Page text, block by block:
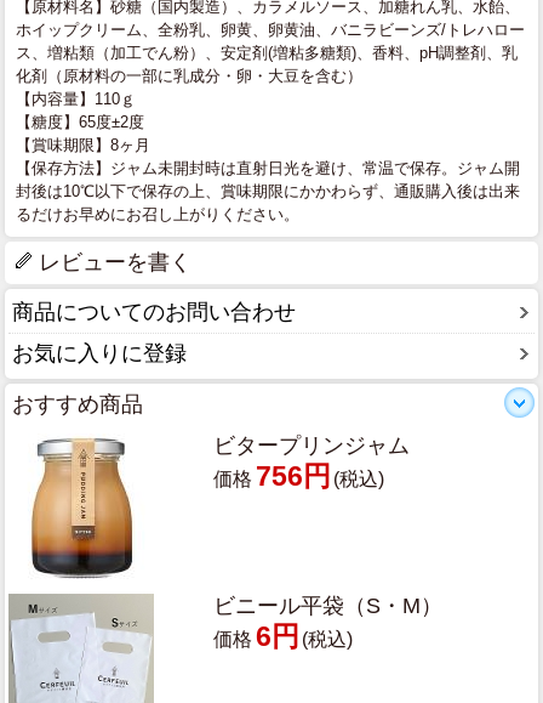
【原材料名】砂糖（国内製造）、カラメルソース、加糖れん乳、水飴、
ホイップクリーム、全粉乳、卵黄、卵黄油、バニラビーンズ/トレハロー
ス、増粘類（加工でん粉）、安定剤(増粘多糖類)、香料、pH調整剤、乳
化剤（原材料の一部に乳成分・卵・大豆を含む）
【内容量】110ｇ
【糖度】65度±2度
【賞味期限】8ヶ月
【保存方法】ジャム未開封時は直射日光を避け、常温で保存。ジャム開
封後は10℃以下で保存の上、賞味期限にかかわらず、通販購入後は出来
るだけお早めにお召し上がりください。
レビューを書く
商品についてのお問い合わせ
お気に入りに登録
おすすめ商品
ビタープリンジャム
価格 756円 (税込)
ビニール平袋（S・M）
価格 6円 (税込)